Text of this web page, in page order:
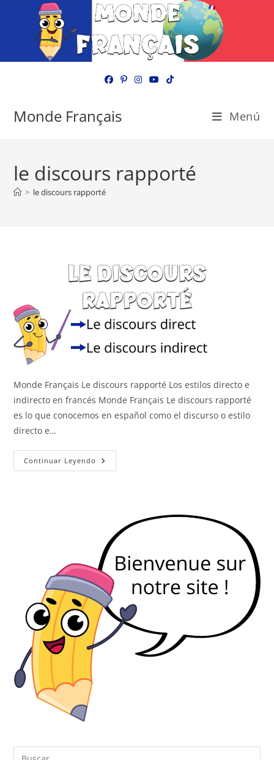
Monde Français Menú
le discours rapporté
> le discours rapporté
Monde Français Le discours rapporté Los estilos directo e
indirecto en francés Monde Français Le discours rapporté
es lo que conocemos en español como el discurso o estilo
directo e…
Continuar Leyendo Los
Estilos